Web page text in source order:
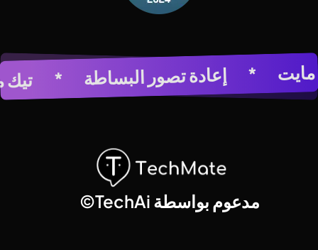
* إعادة تصور البساطة * تيك مايت الاصطناعي * مولد الصور
مدعوم بواسطة TechAi©